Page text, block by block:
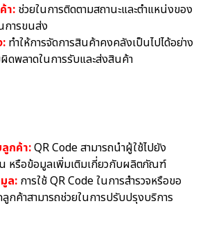
า: ช่วยในการติดตามสถานะและตำแหน่งของ
การขนส่ง
ทำให้การจัดการสินค้าคงคลังเป็นไปได้อย่าง
ดพลาดในการรับและส่งสินค้า
กค้า:QR Code สามารถนำผู้ใช้ไปยัง
น หรือข้อมูลเพิ่มเติมเกี่ยวกับผลิตภัณฑ์
ล: การใช้ QR Code ในการสำรวจหรือขอ
กค้าสามารถช่วยในการปรับปรุงบริการ